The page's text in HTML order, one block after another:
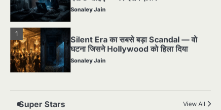
1
Silent Era का सबसे बड़ा Scandal — वो
घटना जिसने Hollywood को हिला दिया
Sonaley Jain
2
पसीने और खून से लिखी गई मूक सिनेमा की कहानी:
Super Stars View All